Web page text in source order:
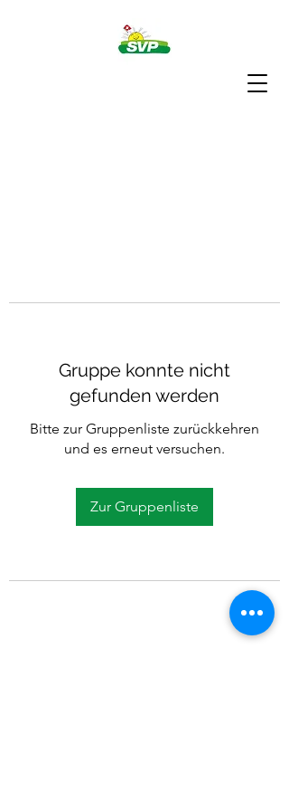
Gruppe konnte nicht
gefunden werden
Bitte zur Gruppenliste zurückkehren
und es erneut versuchen.
Zur Gruppenliste